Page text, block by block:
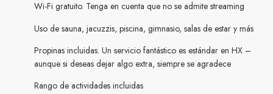
Wi-Fi gratuito. Tenga en cuenta que no se admite streaming
Uso de sauna, jacuzzis, piscina, gimnasio, salas de estar y más
Propinas incluidas. Un servicio fantástico es estándar en HX –
aunque si deseas dejar algo extra, siempre se agradece
Rango de actividades incluidas